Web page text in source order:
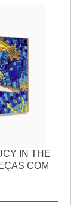
IN THE
COM